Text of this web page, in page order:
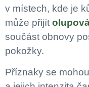
v místech, kde je
může přijít
součást obnovy
pokožky.
Příznaky se